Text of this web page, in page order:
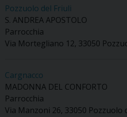
Pozzuolo del Friuli
S. ANDREA APOSTOLO
Parrocchia
Via Mortegliano 12, 33050
Cargnacco
MADONNA DEL CONFORTO
Parrocchia
Via Manzoni 26, 33050 Pozzuolo